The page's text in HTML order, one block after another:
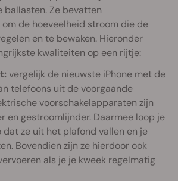
ballasten. Ze bevatten
de hoeveelheid stroom die de
en te bewaken. Hieronder
kwaliteiten op een rijtje:
vergelijk de nieuwste iPhone met de
telefoons uit de voorgaande
voorschakelapparaten zijn
en gestroomlijnder. Daarmee loop je
ze uit het plafond vallen en je
Bovendien zijn ze hierdoor ook
als je je kweek regelmatig